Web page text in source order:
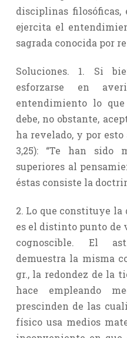
disciplinas
ejercita el
sagrada conocida por
Soluciones. 1. Si
esforzarse en
entendimiento lo
debe, no obstante,
ha revelado, y por
3,25): “Te han sido
superiores al
éstas consiste la
2. Lo que constituye
es el distinto punto de
cognoscible. El
demuestra la misma
gr., la redondez de la
hace empleando
prescinden de las
físico usa medios